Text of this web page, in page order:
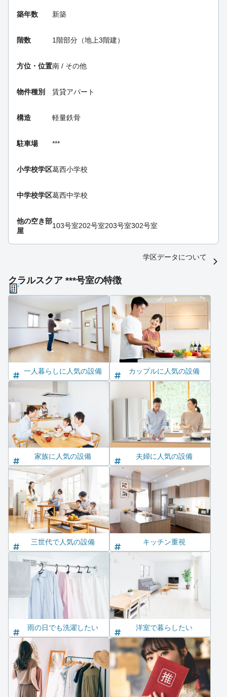
築年数 新築
階数 1階部分（地上3階建）
方位・位置南 / その他
物件種別 賃貸アパート
構造 軽量鉄骨
駐車場 ***
小学校学区葛西小学校
中学校学区葛西中学校
他の空き部
屋
103号室202号室203号室302号室
学区データについて
クラルスクア ***号室の特徴
一人暮らしに人気の設備 カップルに人気の設備
家族に人気の設備 夫婦に人気の設備
三世代で人気の設備 キッチン重視
雨の日でも洗濯したい 洋室で暮らしたい